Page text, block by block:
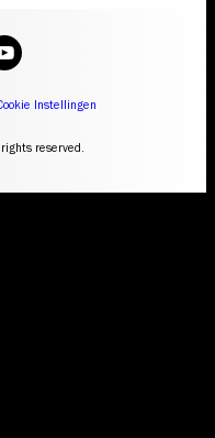
Instellingen
reserved.